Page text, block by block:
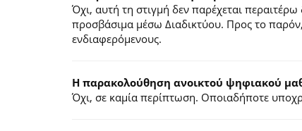
Όχι, αυτή τη στιγμή δεν παρέχεται
προσβάσιμα μέσω Διαδικτύου. Προς το
ενδιαφερόμενους.
Η παρακολούθηση ανοικτού ψηφιακού
Όχι, σε καμία περίπτωση. Οποιαδήποτε